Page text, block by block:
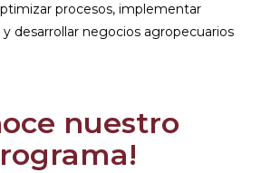
procesos, implementar
desarrollar negocios agropecuarios
nuestro